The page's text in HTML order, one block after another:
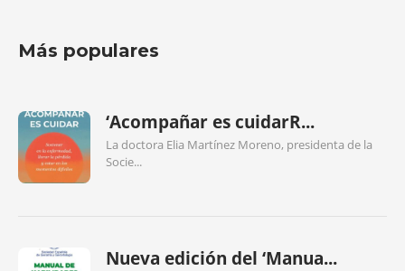
Más populares
‘Acompañar es cuidarR...
La doctora Elia Martínez Moreno, presidenta de la
Socie...
Nueva edición del ‘Manua...